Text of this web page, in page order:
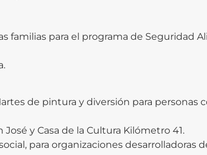
familias para el programa de Seguridad
de pintura y diversión para personas
José y Casa de la Cultura Kilómetro 41.
para organizaciones desarrolladoras